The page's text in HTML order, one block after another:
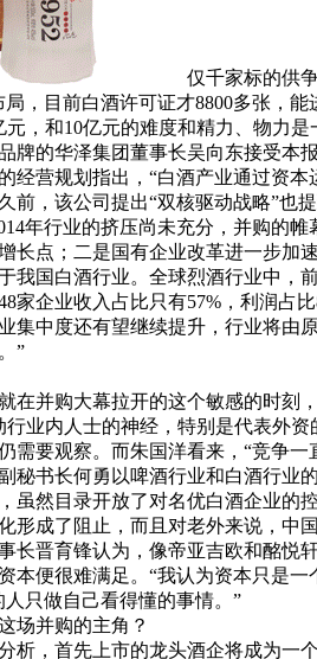
仅千家标的供
目前白酒许可证才8800多张，能
，和10亿元的难度和精力、物力
牌的华泽集团董事长吴向东接受本
经营规划指出，“白酒产业通过资
前，该公司提出“双核驱动战略”也
年行业的挤压尚未充分，并购的
长点；二是国有企业改革进一步加
我国白酒行业。全球烈酒行业中，
家企业收入占比只有57%，利润占
集中度还有望继续提升，行业将由
”
并购大幕拉开的这个敏感的时刻，
业内人士的神经，特别是代表外
需要观察。而朱国洋看来，“竞争
秘书长何勇以啤酒行业和白酒行业
虽然目录开放了对名优白酒企业的
形成了阻止，而且对老外来说，中
晋育锋认为，像帝亚吉欧和酩悦轩
本便很难满足。“我认为资本只是
只做自己看得懂的事情。”
并购的主角？
，首先上市的龙头酒企将成为一个